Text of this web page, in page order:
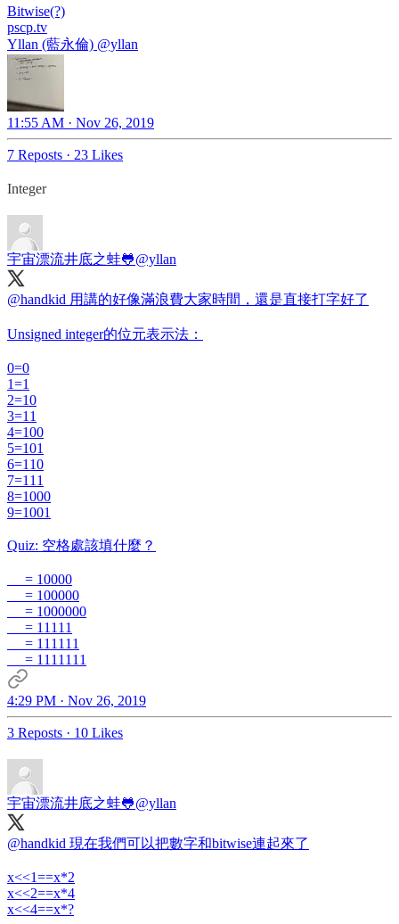
Bitwise(?)
pscp.tv
Yllan (藍永倫) @yllan
11:55 AM · Nov 26, 2019
7 Reposts · 23 Likes
Integer
宇宙漂流井底之蛙🐸@yllan
@handkid 用講的好像滿浪費大家時間，還是直接打字好了
Unsigned integer的位元表示法：
0=0
1=1
2=10
3=11
4=100
5=101
6=110
7=111
8=1000
9=1001
Quiz: 空格處該填什麼？
__ = 10000
__ = 100000
__ = 1000000
__ = 11111
__ = 111111
__ = 1111111
4:29 PM · Nov 26, 2019
3 Reposts · 10 Likes
宇宙漂流井底之蛙🐸@yllan
@handkid 現在我們可以把數字和bitwise連起來了
x<<1==x*2
x<<2==x*4
x<<4==x*?